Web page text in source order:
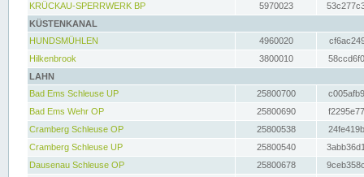
KRÜCKAU-SPERRWERK BP
5970023
KÜSTENKANAL
HUNDSMÜHLEN
4960020
Hilkenbrook
3800010
LAHN
Bad Ems Schleuse UP
25800700
Bad Ems Wehr OP
25800690
Cramberg Schleuse OP
25800538
Cramberg Schleuse UP
25800540
Dausenau Schleuse OP
25800678